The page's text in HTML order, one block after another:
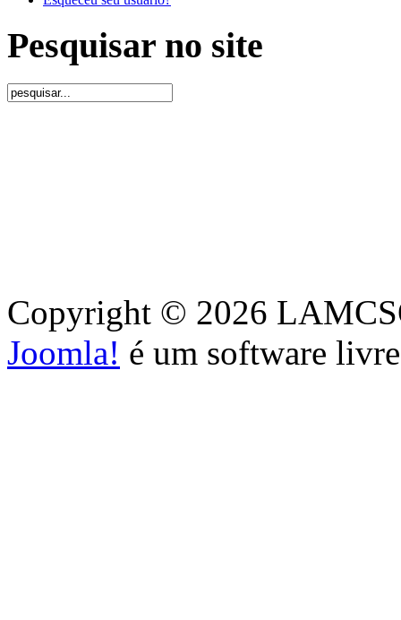
Pesquisar no site
Copyright © 2026
Joomla! é um software